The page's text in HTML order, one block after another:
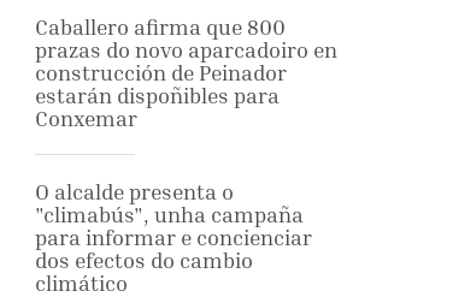
Caballero afirma que 800
prazas do novo aparcadoiro en
construcción de Peinador
estarán dispoñibles para
Conxemar
O alcalde presenta o
"climabús", unha campaña
para informar e concienciar
dos efectos do cambio
climático